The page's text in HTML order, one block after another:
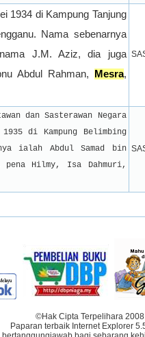
1934 di Kampung Tanjung
Nama sebenarnya
J.M. Aziz, dia juga
Abdul Rahman,
Mesra,
dan Sasterawan Negara
di Kampung Belimbing
ialah Abdul Samad bin
pena Hilmy, Isa Dahmuri,
©Hak Cipta Terpelihara
Paparan terbaik Internet Explorer